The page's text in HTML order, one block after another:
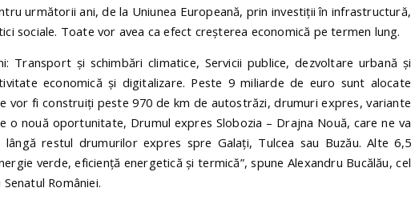
următorii ani, de la Uniunea Europeană, prin investiții în infrastructură,
sociale. Toate vor avea ca efect creșterea economică pe termen lung.
Transport și schimbări climatice, Servicii publice, dezvoltare urbană și
economică și digitalizare. Peste 9 miliarde de euro sunt alocate
vor fi construiți peste 970 de km de autostrăzi, drumuri expres, variante
o nouă oportunitate, Drumul expres Slobozia – Drajna Nouă, care ne va
restul drumurilor expres spre Galați, Tulcea sau Buzău. Alte 6,5
verde, eficiență energetică și termică”, spune Alexandru Bucălău, cel
României.